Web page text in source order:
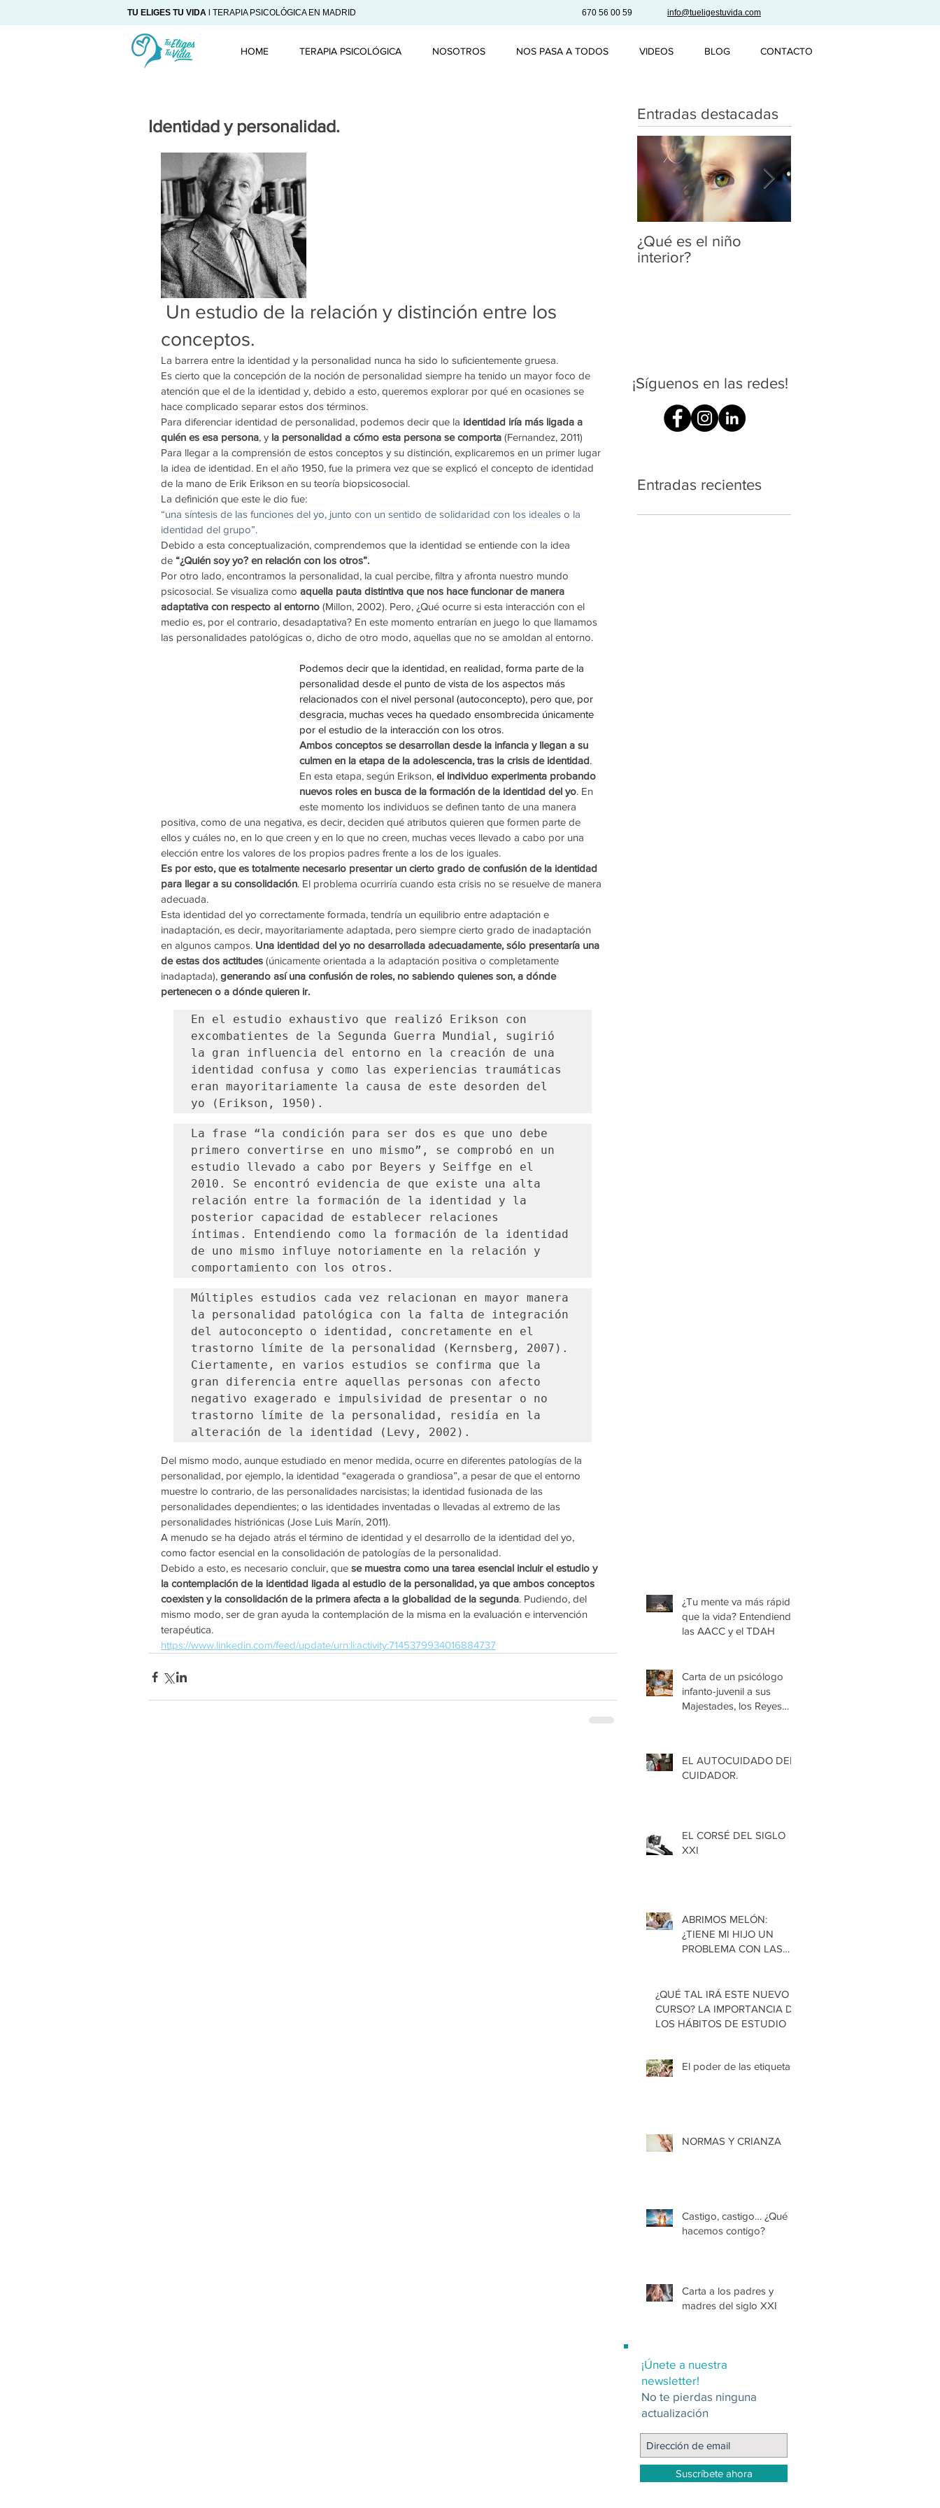
HOME TERAPIA PSICOLÓGICA NOSOTROS NOS PASA A TODOS VIDEOS BLOG CONTACTO
Identidad y personalidad.
Un estudio de la relación y distinción entre los
conceptos.
La barrera entre la identidad y la personalidad nunca ha sido lo suficientemente gruesa.
Es cierto que la concepción de la noción de personalidad siempre ha tenido un mayor foco de
atención que el de la identidad y, debido a esto, queremos explorar por qué en ocasiones se
hace complicado separar estos dos términos.
Para diferenciar identidad de personalidad, podemos decir que la identidad iría más ligada a
quién es esa persona, y la personalidad a cómo esta persona se comporta (Fernandez, 2011)
Para llegar a la comprensión de estos conceptos y su distinción, explicaremos en un primer lugar
la idea de identidad. En el año 1950, fue la primera vez que se explicó el concepto de identidad
de la mano de Erik Erikson en su teoría biopsicosocial.
La definición que este le dio fue:
“una síntesis de las funciones del yo, junto con un sentido de solidaridad con los ideales o la
identidad del grupo”.
Debido a esta conceptualización, comprendemos que la identidad se entiende con la idea
de “¿Quién soy yo? en relación con los otros”.
Por otro lado, encontramos la personalidad, la cual percibe, filtra y afronta nuestro mundo
psicosocial. Se visualiza como aquella pauta distintiva que nos hace funcionar de manera
adaptativa con respecto al entorno (Millon, 2002). Pero, ¿Qué ocurre si esta interacción con el
medio es, por el contrario, desadaptativa? En este momento entrarían en juego lo que llamamos
las personalidades patológicas o, dicho de otro modo, aquellas que no se amoldan al entorno.
Podemos decir que la identidad, en realidad, forma parte de la
personalidad desde el punto de vista de los aspectos más
relacionados con el nivel personal (autoconcepto), pero que, por
desgracia, muchas veces ha quedado ensombrecida únicamente
por el estudio de la interacción con los otros.
Ambos conceptos se desarrollan desde la infancia y llegan a su
culmen en la etapa de la adolescencia, tras la crisis de identidad.
En esta etapa, según Erikson, el individuo experimenta probando
nuevos roles en busca de la formación de la identidad del yo. En
este momento los individuos se definen tanto de una manera
positiva, como de una negativa, es decir, deciden qué atributos quieren que formen parte de
ellos y cuáles no, en lo que creen y en lo que no creen, muchas veces llevado a cabo por una
elección entre los valores de los propios padres frente a los de los iguales.
Es por esto, que es totalmente necesario presentar un cierto grado de confusión de la identidad
para llegar a su consolidación. El problema ocurriría cuando esta crisis no se resuelve de manera
adecuada.
Esta identidad del yo correctamente formada, tendría un equilibrio entre adaptación e
inadaptación, es decir, mayoritariamente adaptada, pero siempre cierto grado de inadaptación
en algunos campos. Una identidad del yo no desarrollada adecuadamente, sólo presentaría una
de estas dos actitudes (únicamente orientada a la adaptación positiva o completamente
inadaptada), generando así una confusión de roles, no sabiendo quienes son, a dónde
pertenecen o a dónde quieren ir.
En el estudio exhaustivo que realizó Erikson con
excombatientes de la Segunda Guerra Mundial, sugirió
la gran influencia del entorno en la creación de una
identidad confusa y como las experiencias traumáticas
eran mayoritariamente la causa de este desorden del
yo (Erikson, 1950).
La frase “la condición para ser dos es que uno debe
primero convertirse en uno mismo”, se comprobó en un
estudio llevado a cabo por Beyers y Seiffge en el
2010. Se encontró evidencia de que existe una alta
relación entre la formación de la identidad y la
posterior capacidad de establecer relaciones
íntimas. Entendiendo como la formación de la identidad
de uno mismo influye notoriamente en la relación y
comportamiento con los otros.
Múltiples estudios cada vez relacionan en mayor manera
la personalidad patológica con la falta de integración
del autoconcepto o identidad, concretamente en el
trastorno límite de la personalidad (Kernsberg, 2007).
Ciertamente, en varios estudios se confirma que la
gran diferencia entre aquellas personas con afecto
negativo exagerado e impulsividad de presentar o no
trastorno límite de la personalidad, residía en la
alteración de la identidad (Levy, 2002).
Del mismo modo, aunque estudiado en menor medida, ocurre en diferentes patologías de la
personalidad, por ejemplo, la identidad “exagerada o grandiosa”, a pesar de que el entorno
muestre lo contrario, de las personalidades narcisistas; la identidad fusionada de las
personalidades dependientes; o las identidades inventadas o llevadas al extremo de las
personalidades histriónicas (Jose Luis Marín, 2011).
A menudo se ha dejado atrás el término de identidad y el desarrollo de la identidad del yo,
como factor esencial en la consolidación de patologías de la personalidad.
Debido a esto, es necesario concluir, que se muestra como una tarea esencial incluir el estudio y
la contemplación de la identidad ligada al estudio de la personalidad, ya que ambos conceptos
coexisten y la consolidación de la primera afecta a la globalidad de la segunda. Pudiendo, del
mismo modo, ser de gran ayuda la contemplación de la misma en la evaluación e intervención
terapéutica.
https://www.linkedin.com/feed/update/urn:li:activity:7145379934016884737
Entradas destacadas
¿Qué es el niño
interior?
¡Síguenos en las redes!
Entradas recientes
¿Tu mente va más rápido
que la vida? Entendiendo
las AACC y el TDAH
Carta de un psicólogo
infanto-juvenil a sus
Majestades, los Reyes
EL AUTOCUIDADO DEL
CUIDADOR.
EL CORSÉ DEL SIGLO
XXI
ABRIMOS MELÓN:
¿TIENE MI HIJO UN
PROBLEMA CON LAS
¿QUÉ TAL IRÁ ESTE NUEVO
CURSO? LA IMPORTANCIA DE
LOS HÁBITOS DE ESTUDIO
El poder de las etiquetas
NORMAS Y CRIANZA
Castigo, castigo… ¿Qué
hacemos contigo?
Carta a los padres y
madres del siglo XXI
¡Únete a nuestra
newsletter!
No te pierdas ninguna
actualización
Suscríbete ahora
TU ELIGES TU VIDA l TERAPIA PSICOLÓGICA EN MADRID 670 56 00 59 info@tueligestuvida.com